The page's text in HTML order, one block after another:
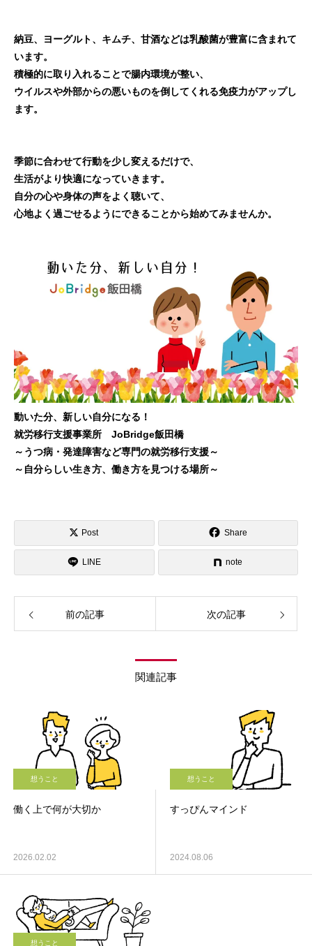
納豆、ヨーグルト、キムチ、甘酒などは乳酸菌が豊富に含まれて
います。
積極的に取り入れることで腸内環境が整い、
ウイルスや外部からの悪いものを倒してくれる免疫力がアップし
ます。
季節に合わせて行動を少し変えるだけで、
生活がより快適になっていきます。
自分の心や身体の声をよく聴いて、
心地よく過ごせるようにできることから始めてみませんか。
動いた分、新しい自分になる！
就労移行支援事業所 JoBridge飯田橋
～うつ病・発達障害など専門の就労移行支援～
～自分らしい生き方、働き方を見つける場所～
Post Share
LINE note
前の記事 次の記事
関連記事
想うこと
働く上で何が大切か
2026.02.02
想うこと
すっぴんマインド
2024.08.06
想うこと